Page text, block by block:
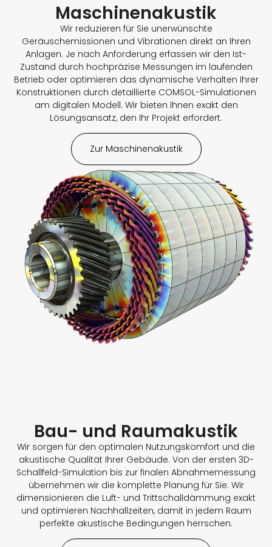
Maschinenakustik
Wir reduzieren für Sie unerwünschte
Geräuschemissionen und Vibrationen direkt an Ihren
Anlagen. Je nach Anforderung erfassen wir den Ist-
Zustand durch hochpräzise Messungen im laufenden
Betrieb oder optimieren das dynamische Verhalten Ihrer
Konstruktionen durch detaillierte COMSOL-Simulationen
am digitalen Modell. Wir bieten Ihnen exakt den
Lösungsansatz, den Ihr Projekt erfordert.
Zur Maschinenakustik
Bau- und Raumakustik
Wir sorgen für den optimalen Nutzungskomfort und die
akustische Qualität Ihrer Gebäude. Von der ersten 3D-
Schallfeld-Simulation bis zur finalen Abnahmemessung
übernehmen wir die komplette Planung für Sie. Wir
dimensionieren die Luft- und Trittschalldämmung exakt
und optimieren Nachhallzeiten, damit in jedem Raum
perfekte akustische Bedingungen herrschen.